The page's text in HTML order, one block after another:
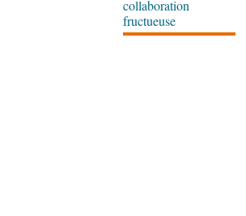
collaboration
fructueuse